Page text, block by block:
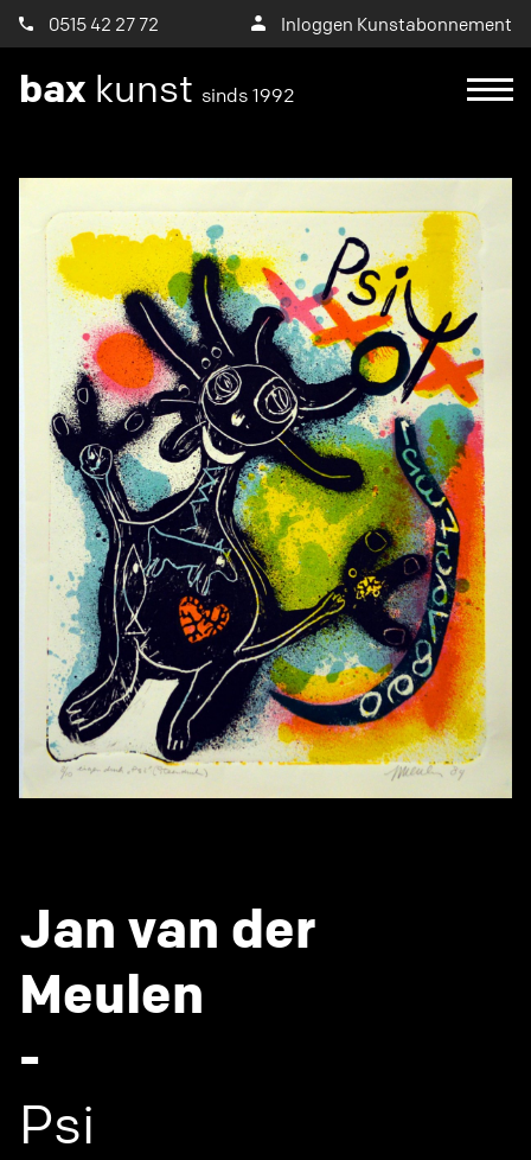
0515 42 27 72 Inloggen Kunstabonnement
bax kunst sinds 1992
Jan van der
Meulen
-
Psi